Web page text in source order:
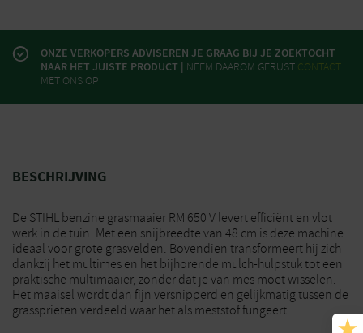
ONZE VERKOPERS ADVISEREN JE GRAAG BIJ JE ZOEKTOCHT
NAAR HET JUISTE PRODUCT | NEEM DAAROM GERUST CONTACT
MET ONS OP
BESCHRIJVING
De STIHL benzine grasmaaier RM 650 V levert efficiënt en vlot
werk in de tuin. Met een snijbreedte van 48 cm is deze machine
ideaal voor grote grasvelden. Bovendien transformeert hij zich
dankzij het multimes en het bijhorende mulch-hulpstuk tot een
praktische multimaaier, zonder dat je van mes moet wisselen.
Het maaisel wordt dan fijn versnipperd en gelijkmatig tussen de
grassprieten verdeeld waar het als meststof fungeert.